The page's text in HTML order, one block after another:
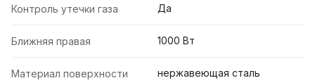
Контроль утечки газа Да
Ближняя правая 1000 Вт
Материал поверхности нержавеющая сталь